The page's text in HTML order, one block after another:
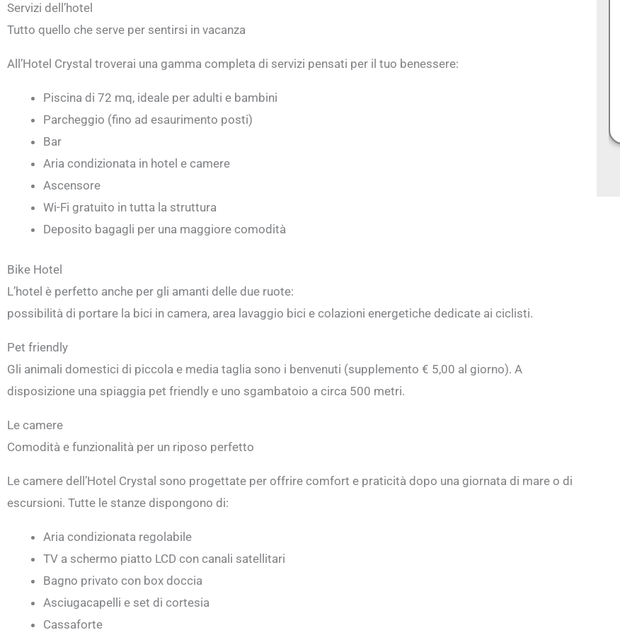
Servizi dell’hotel
Tutto quello che serve per sentirsi in vacanza
All’Hotel Crystal troverai una gamma completa di servizi pensati per il tuo benessere:
Piscina di 72 mq, ideale per adulti e bambini
Parcheggio (fino ad esaurimento posti)
Bar
Aria condizionata in hotel e camere
Ascensore
Wi-Fi gratuito in tutta la struttura
Deposito bagagli per una maggiore comodità
Bike Hotel
L’hotel è perfetto anche per gli amanti delle due ruote:
possibilità di portare la bici in camera, area lavaggio bici e colazioni energetiche dedicate ai ciclisti.
Pet friendly
Gli animali domestici di piccola e media taglia sono i benvenuti (supplemento € 5,00 al giorno). A
disposizione una spiaggia pet friendly e uno sgambatoio a circa 500 metri.
Le camere
Comodità e funzionalità per un riposo perfetto
Le camere dell’Hotel Crystal sono progettate per offrire comfort e praticità dopo una giornata di mare o di
escursioni. Tutte le stanze dispongono di:
Aria condizionata regolabile
TV a schermo piatto LCD con canali satellitari
Bagno privato con box doccia
Asciugacapelli e set di cortesia
Cassaforte